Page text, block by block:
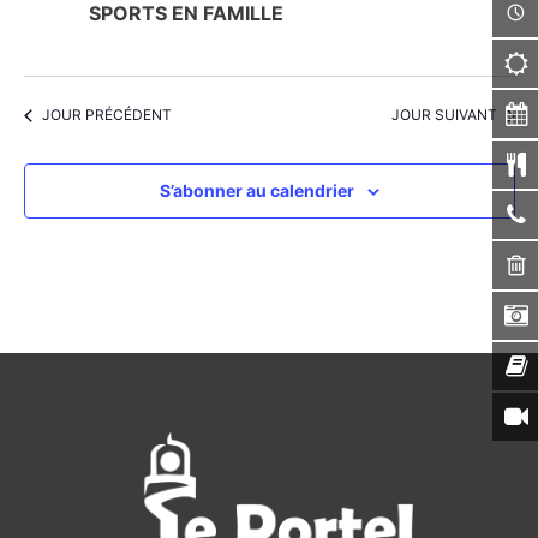
SPORTS EN FAMILLE
JOUR PRÉCÉDENT JOUR SUIVANT
S’abonner au calendrier